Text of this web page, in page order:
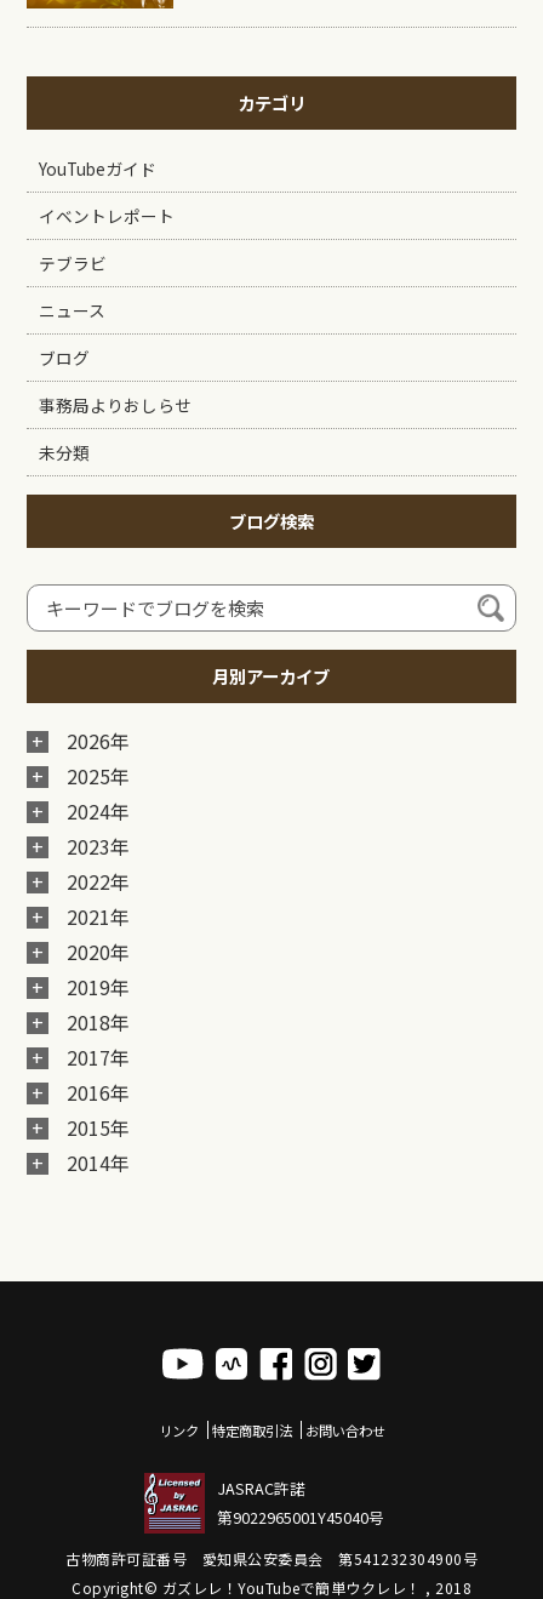
カテゴリ
YouTubeガイド
イベントレポート
テブラビ
ニュース
ブログ
事務局よりおしらせ
未分類
ブログ検索
月別アーカイブ
2026年
2025年
2024年
2023年
2022年
2021年
2020年
2019年
2018年
2017年
2016年
2015年
2014年
リンク 特定商取引法 お問い合わせ
JASRAC許諾
第9022965001Y45040号
古物商許可証番号 愛知県公安委員会 第541232304900号
Copyright© ガズレレ！YouTubeで簡単ウクレレ！ , 2018